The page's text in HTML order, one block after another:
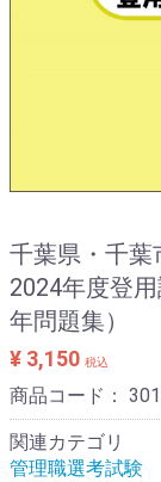
千葉県・千葉
2024年度登
年問題集）
¥ 3,150 税込
商品コード：
関連カテゴリ
管理職選考試験